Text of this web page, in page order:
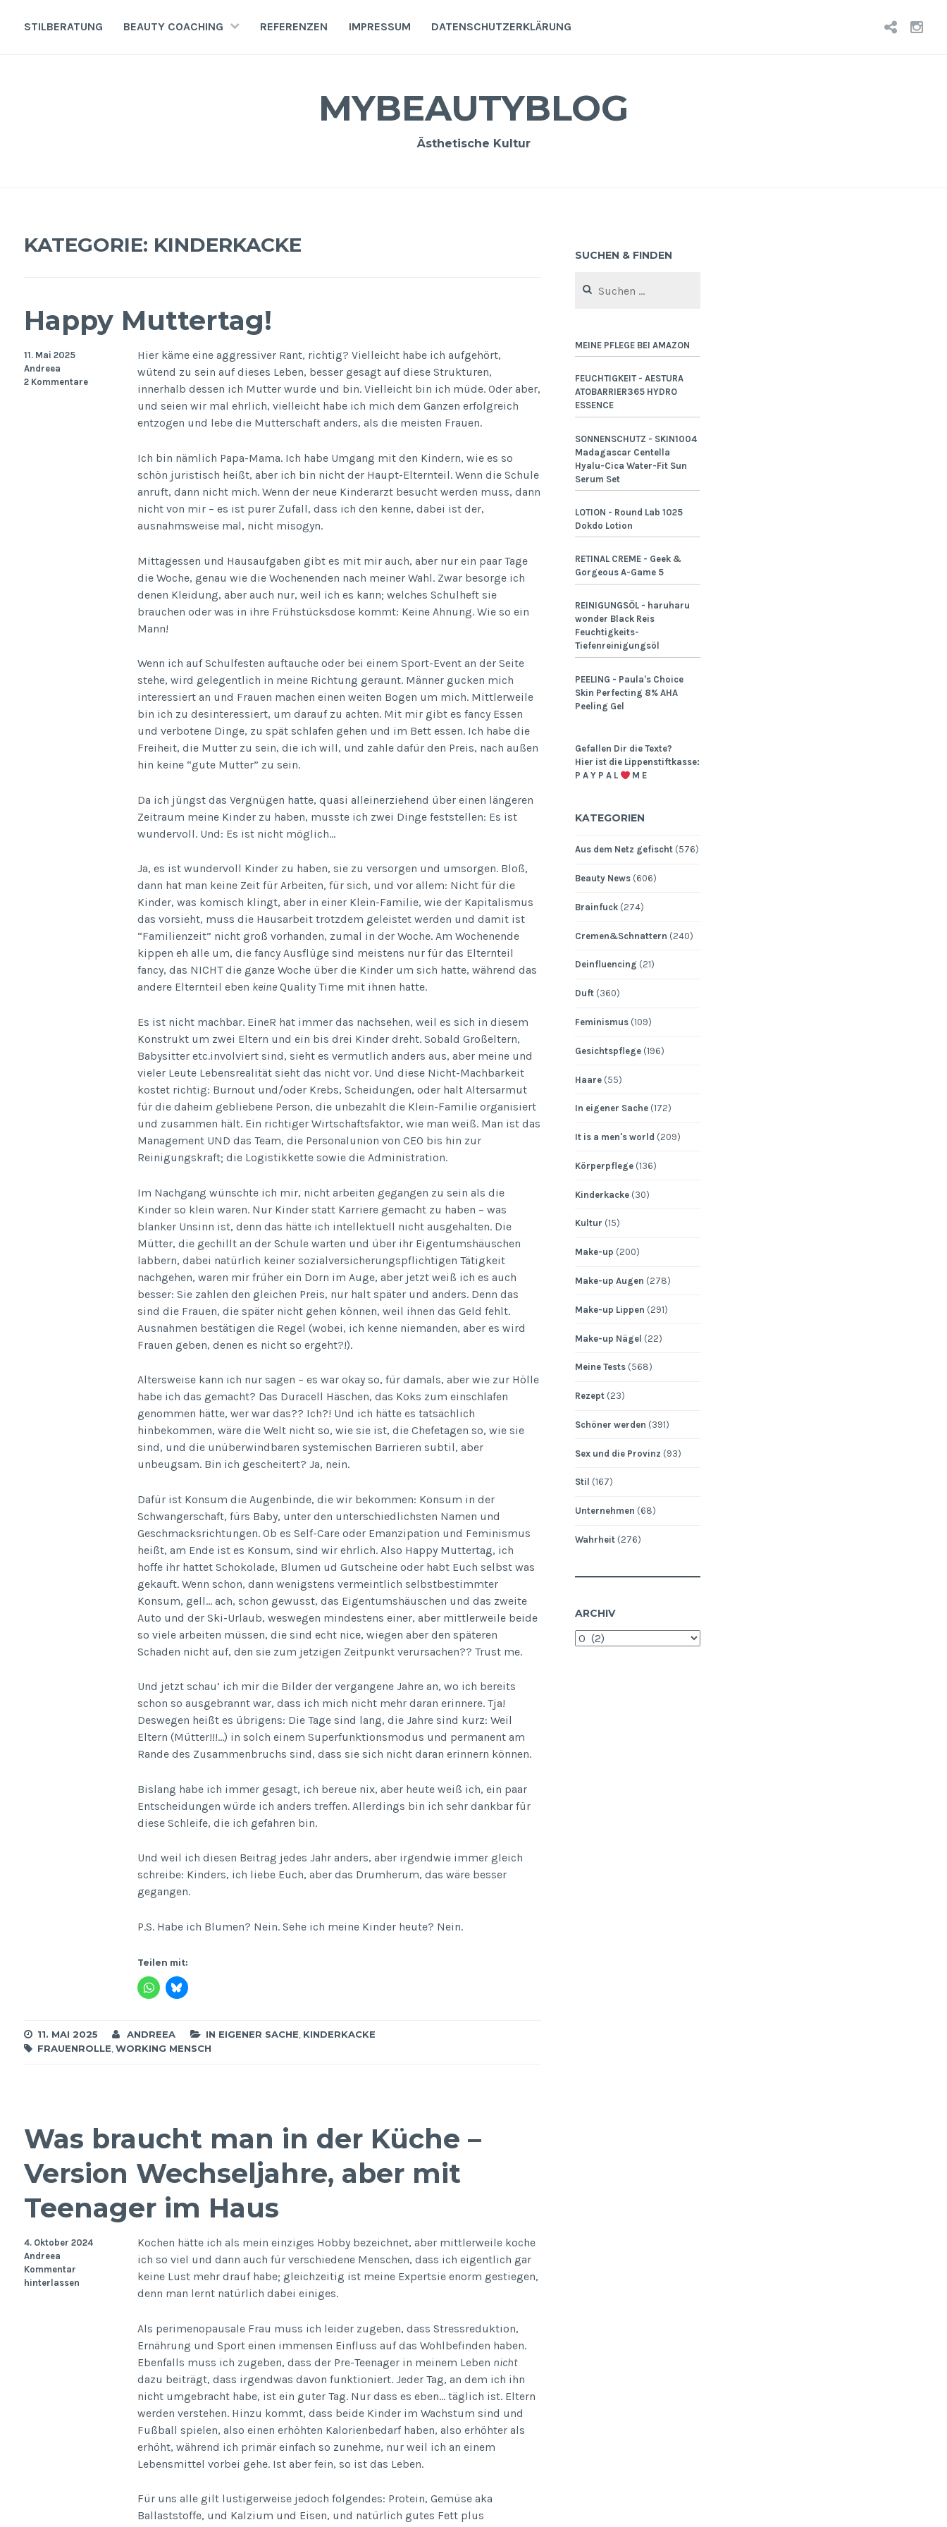
InhaltSTILBERATUNG BEAUTY COACHING REFERENZEN IMPRESSUM DATENSCHUTZERKLÄRUNG
MYBEAUTYBLOG
Ästhetische Kultur
KATEGORIE: KINDERKACKE
Happy Muttertag!
Hier käme eine aggressiver Rant, richtig? Vielleicht habe ich aufgehört,
wütend zu sein auf dieses Leben, besser gesagt auf diese Strukturen,
innerhalb dessen ich Mutter wurde und bin. Vielleicht bin ich müde. Oder aber,
und seien wir mal ehrlich, vielleicht habe ich mich dem Ganzen erfolgreich
entzogen und lebe die Mutterschaft anders, als die meisten Frauen.
Ich bin nämlich Papa-Mama. Ich habe Umgang mit den Kindern, wie es so
schön juristisch heißt, aber ich bin nicht der Haupt-Elternteil. Wenn die Schule
anruft, dann nicht mich. Wenn der neue Kinderarzt besucht werden muss, dann
nicht von mir – es ist purer Zufall, dass ich den kenne, dabei ist der,
ausnahmsweise mal, nicht misogyn.
Mittagessen und Hausaufgaben gibt es mit mir auch, aber nur ein paar Tage
die Woche, genau wie die Wochenenden nach meiner Wahl. Zwar besorge ich
denen Kleidung, aber auch nur, weil ich es kann; welches Schulheft sie
brauchen oder was in ihre Frühstücksdose kommt: Keine Ahnung. Wie so ein
Mann!
Wenn ich auf Schulfesten auftauche oder bei einem Sport-Event an der Seite
stehe, wird gelegentlich in meine Richtung geraunt. Männer gucken mich
interessiert an und Frauen machen einen weiten Bogen um mich. Mittlerweile
bin ich zu desinteressiert, um darauf zu achten. Mit mir gibt es fancy Essen
und verbotene Dinge, zu spät schlafen gehen und im Bett essen. Ich habe die
Freiheit, die Mutter zu sein, die ich will, und zahle dafür den Preis, nach außen
hin keine “gute Mutter” zu sein.
Da ich jüngst das Vergnügen hatte, quasi alleinerziehend über einen längeren
Zeitraum meine Kinder zu haben, musste ich zwei Dinge feststellen: Es ist
wundervoll. Und: Es ist nicht möglich…
Ja, es ist wundervoll Kinder zu haben, sie zu versorgen und umsorgen. Bloß,
dann hat man keine Zeit für Arbeiten, für sich, und vor allem: Nicht für die
Kinder, was komisch klingt, aber in einer Klein-Familie, wie der Kapitalismus
das vorsieht, muss die Hausarbeit trotzdem geleistet werden und damit ist
“Familienzeit” nicht groß vorhanden, zumal in der Woche. Am Wochenende
kippen eh alle um, die fancy Ausflüge sind meistens nur für das Elternteil
fancy, das NICHT die ganze Woche über die Kinder um sich hatte, während das
andere Elternteil eben keine Quality Time mit ihnen hatte.
Es ist nicht machbar. EineR hat immer das nachsehen, weil es sich in diesem
Konstrukt um zwei Eltern und ein bis drei Kinder dreht. Sobald Großeltern,
Babysitter etc.involviert sind, sieht es vermutlich anders aus, aber meine und
vieler Leute Lebensrealität sieht das nicht vor. Und diese Nicht-Machbarkeit
kostet richtig: Burnout und/oder Krebs, Scheidungen, oder halt Altersarmut
für die daheim gebliebene Person, die unbezahlt die Klein-Familie organisiert
und zusammen hält. Ein richtiger Wirtschaftsfaktor, wie man weiß. Man ist das
Management UND das Team, die Personalunion von CEO bis hin zur
Reinigungskraft; die Logistikkette sowie die Administration.
Im Nachgang wünschte ich mir, nicht arbeiten gegangen zu sein als die
Kinder so klein waren. Nur Kinder statt Karriere gemacht zu haben – was
blanker Unsinn ist, denn das hätte ich intellektuell nicht ausgehalten. Die
Mütter, die gechillt an der Schule warten und über ihr Eigentumshäuschen
labbern, dabei natürlich keiner sozialversicherungspflichtigen Tätigkeit
nachgehen, waren mir früher ein Dorn im Auge, aber jetzt weiß ich es auch
besser: Sie zahlen den gleichen Preis, nur halt später und anders. Denn das
sind die Frauen, die später nicht gehen können, weil ihnen das Geld fehlt.
Ausnahmen bestätigen die Regel (wobei, ich kenne niemanden, aber es wird
Frauen geben, denen es nicht so ergeht?!).
Altersweise kann ich nur sagen – es war okay so, für damals, aber wie zur Hölle
habe ich das gemacht? Das Duracell Häschen, das Koks zum einschlafen
genommen hätte, wer war das?? Ich?! Und ich hätte es tatsächlich
hinbekommen, wäre die Welt nicht so, wie sie ist, die Chefetagen so, wie sie
sind, und die unüberwindbaren systemischen Barrieren subtil, aber
unbeugsam. Bin ich gescheitert? Ja, nein.
Dafür ist Konsum die Augenbinde, die wir bekommen: Konsum in der
Schwangerschaft, fürs Baby, unter den unterschiedlichsten Namen und
Geschmacksrichtungen. Ob es Self-Care oder Emanzipation und Feminismus
heißt, am Ende ist es Konsum, sind wir ehrlich. Also Happy Muttertag, ich
hoffe ihr hattet Schokolade, Blumen ud Gutscheine oder habt Euch selbst was
gekauft. Wenn schon, dann wenigstens vermeintlich selbstbestimmter
Konsum, gell… ach, schon gewusst, das Eigentumshäuschen und das zweite
Auto und der Ski-Urlaub, weswegen mindestens einer, aber mittlerweile beide
so viele arbeiten müssen, die sind echt nice, wiegen aber den späteren
Schaden nicht auf, den sie zum jetzigen Zeitpunkt verursachen?? Trust me.
Und jetzt schau’ ich mir die Bilder der vergangene Jahre an, wo ich bereits
schon so ausgebrannt war, dass ich mich nicht mehr daran erinnere. Tja!
Deswegen heißt es übrigens: Die Tage sind lang, die Jahre sind kurz: Weil
Eltern (Mütter!!!…) in solch einem Superfunktionsmodus und permanent am
Rande des Zusammenbruchs sind, dass sie sich nicht daran erinnern können.
Bislang habe ich immer gesagt, ich bereue nix, aber heute weiß ich, ein paar
Entscheidungen würde ich anders treffen. Allerdings bin ich sehr dankbar für
diese Schleife, die ich gefahren bin.
Und weil ich diesen Beitrag jedes Jahr anders, aber irgendwie immer gleich
schreibe: Kinders, ich liebe Euch, aber das Drumherum, das wäre besser
gegangen.
P.S. Habe ich Blumen? Nein. Sehe ich meine Kinder heute? Nein.
Teilen mit:
11. Mai 2025
Andreea
2 Kommentare
11. MAI 2025 ANDREEA IN EIGENER SACHE KINDERKACKE
FRAUENROLLE WORKING MENSCH
Was braucht man in der Küche –
Version Wechseljahre, aber mit
Teenager im Haus
Kochen hätte ich als mein einziges Hobby bezeichnet, aber mittlerweile koche
ich so viel und dann auch für verschiedene Menschen, dass ich eigentlich gar
keine Lust mehr drauf habe; gleichzeitig ist meine Expertsie enorm gestiegen,
denn man lernt natürlich dabei einiges.
Als perimenopausale Frau muss ich leider zugeben, dass Stressreduktion,
Ernährung und Sport einen immensen Einfluss auf das Wohlbefinden haben.
Ebenfalls muss ich zugeben, dass der Pre-Teenager in meinem Leben nicht
dazu beiträgt, dass irgendwas davon funktioniert. Jeder Tag, an dem ich ihn
nicht umgebracht habe, ist ein guter Tag. Nur dass es eben… täglich ist. Eltern
werden verstehen. Hinzu kommt, dass beide Kinder im Wachstum sind und
Fußball spielen, also einen erhöhten Kalorienbedarf haben, also erhöhter als
erhöht, während ich primär einfach so zunehme, nur weil ich an einem
Lebensmittel vorbei gehe. Ist aber fein, so ist das Leben.
Für uns alle gilt lustigerweise jedoch folgendes: Protein, Gemüse aka
Ballaststoffe, und Kalzium und Eisen, und natürlich gutes Fett plus
4. Oktober 2024
Andreea
Kommentar
hinterlassen
SUCHEN & FINDEN
nach:
MEINE PFLEGE BEI AMAZON
FEUCHTIGKEIT - AESTURA
ATOBARRIER365 HYDRO
ESSENCE
SONNENSCHUTZ - SKIN1004
Madagascar Centella
Hyalu-Cica Water-Fit Sun
Serum Set
LOTION - Round Lab 1025
Dokdo Lotion
RETINAL CREME - Geek &
Gorgeous A-Game 5
REINIGUNGSÖL - haruharu
wonder Black Reis
Feuchtigkeits-
Tiefenreinigungsöl
PEELING - Paula's Choice
Skin Perfecting 8% AHA
Peeling Gel
Gefallen Dir die Texte?
Hier ist die Lippenstiftkasse:
P A Y P A L
M E
KATEGORIEN
Aus dem Netz gefischt(576)
Beauty News(606)
Brainfuck(274)
Cremen&Schnattern (240)
Deinfluencing (21)
Duft(360)
Feminismus(109)
Gesichtspflege(196)
Haare(55)
In eigener Sache(172)
It is a men's world (209)
Körperpflege(136)
Kinderkacke(30)
Kultur (15)
Make-up (200)
Make-up Augen (278)
Make-up Lippen (291)
Make-up Nägel (22)
Meine Tests(568)
Rezept(23)
Schöner werden (391)
Sex und die Provinz (93)
Stil (167)
Unternehmen (68)
Wahrheit(276)
ARCHIV
Archiv